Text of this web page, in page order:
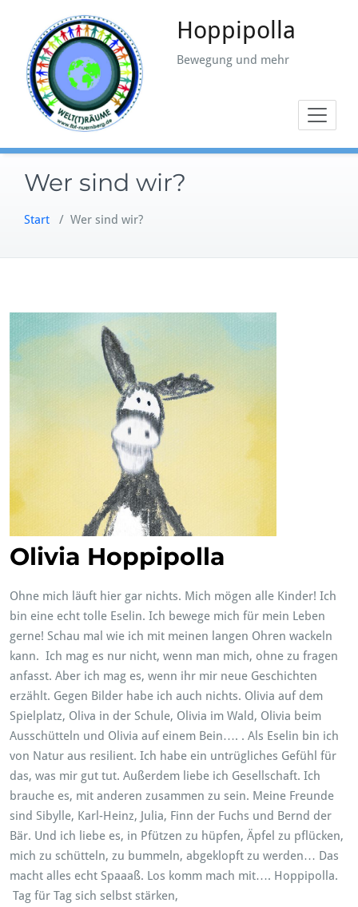
springen
Hoppipolla
Bewegung und mehr
Wer sind wir?
Start / Wer sind wir?
Olivia Hoppipolla
Ohne mich läuft hier gar nichts. Mich mögen alle Kinder! Ich
bin eine echt tolle Eselin. Ich bewege mich für mein Leben
gerne! Schau mal wie ich mit meinen langen Ohren wackeln
kann. Ich mag es nur nicht, wenn man mich, ohne zu fragen
anfasst. Aber ich mag es, wenn ihr mir neue Geschichten
erzählt. Gegen Bilder habe ich auch nichts. Olivia auf dem
Spielplatz, Oliva in der Schule, Olivia im Wald, Olivia beim
Ausschütteln und Olivia auf einem Bein…. . Als Eselin bin ich
von Natur aus resilient. Ich habe ein untrügliches Gefühl für
das, was mir gut tut. Außerdem liebe ich Gesellschaft. Ich
brauche es, mit anderen zusammen zu sein. Meine Freunde
sind Sibylle, Karl-Heinz, Julia, Finn der Fuchs und Bernd der
Bär. Und ich liebe es, in Pfützen zu hüpfen, Äpfel zu pflücken,
mich zu schütteln, zu bummeln, abgeklopft zu werden… Das
macht alles echt Spaaaß. Los komm mach mit…. Hoppipolla.
Tag für Tag sich selbst stärken,